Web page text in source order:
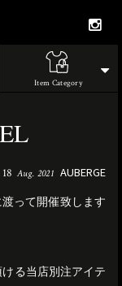
Item Category
18 Aug. 2021 AUBERGE
って開催致します
る当店別注アイテ